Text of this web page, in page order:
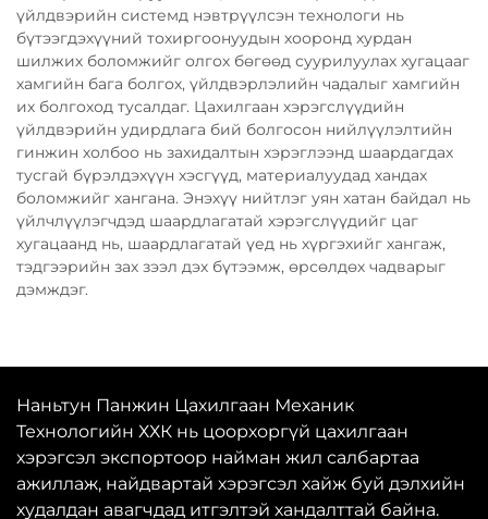
үйлдвэрийн системд нэвтрүүлсэн технологи нь
бүтээгдэхүүний тохиргоонуудын хооронд хурдан
шилжих боломжийг олгох бөгөөд суурилуулах хугацааг
хамгийн бага болгох, үйлдвэрлэлийн чадалыг хамгийн
их болгоход тусалдаг. Цахилгаан хэрэгслүүдийн
үйлдвэрийн удирдлага бий болгосон нийлүүлэлтийн
гинжин холбоо нь захидалтын хэрэглээнд шаардагдах
тусгай бүрэлдэхүүн хэсгүүд, материалуудад хандах
боломжийг хангана. Энэхүү нийтлэг уян хатан байдал нь
үйлчлүүлэгчдэд шаардлагатай хэрэгслүүдийг цаг
хугацаанд нь, шаардлагатай үед нь хүргэхийг хангаж,
тэдгээрийн зах зээл дэх бүтээмж, өрсөлдөх чадварыг
дэмждэг.
Наньтун Панжин Цахилгаан Механик
Технологийн ХХК нь цоорхоргүй цахилгаан
хэрэгсэл экспортоор найман жил салбартаа
ажиллаж, найдвартай хэрэгсэл хайж буй дэлхийн
худалдан авагчдад итгэлтэй хандалттай байна.